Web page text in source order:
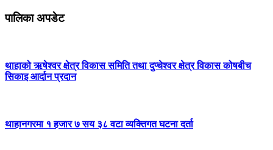
पालिका अपडेट
थाहाको ऋषेश्वर क्षेत्र विकास समिति तथा दुप्चेश्वर क्षेत्र विकास कोषबीच
सिकाइ आर्दान प्रदान
थाहानगरमा १ हजार ७ सय ३८ वटा व्यक्तिगत घटना दर्ता